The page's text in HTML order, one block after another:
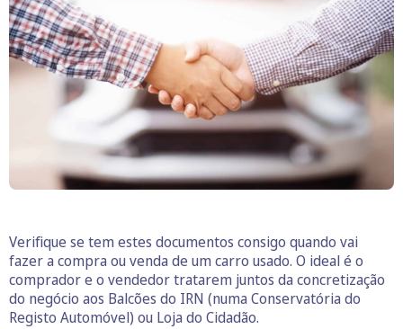
Verifique se tem estes documentos consigo quando vai
fazer a compra ou venda de um carro usado. O ideal é o
comprador e o vendedor tratarem juntos da concretização
do negócio aos Balcões do IRN (numa Conservatória do
Registo Automóvel) ou Loja do Cidadão.